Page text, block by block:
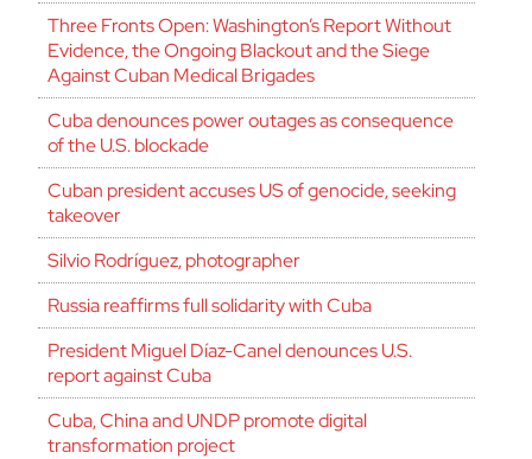
Three Fronts Open: Washington’s Report Without
Evidence, the Ongoing Blackout and the Siege
Against Cuban Medical Brigades
Cuba denounces power outages as consequence
of the U.S. blockade
Cuban president accuses US of genocide, seeking
takeover
Silvio Rodríguez, photographer
Russia reaffirms full solidarity with Cuba
President Miguel Díaz-Canel denounces U.S.
report against Cuba
Cuba, China and UNDP promote digital
transformation project